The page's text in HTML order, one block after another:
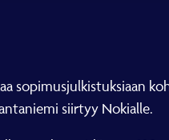
sopimusjulkistuksiaan
siirtyy Nokialle.